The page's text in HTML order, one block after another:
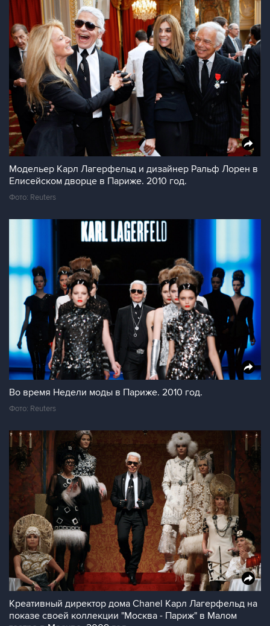
Модельер Карл Лагерфельд и дизайнер Ральф Лорен в
Елисейском дворце в Париже. 2010 год.
Фото: Reuters
Во время Недели моды в Париже. 2010 год.
Фото: Reuters
Креативный директор дома Chanel Карл Лагерфельд на
показе своей коллекции "Москва - Париж" в Малом